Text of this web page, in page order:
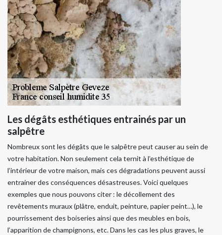
Les dégâts esthétiques entrainés par un
salpêtre
Nombreux sont les dégâts que le salpêtre peut causer au sein de
votre habitation. Non seulement cela ternit à l’esthétique de
l’intérieur de votre maison, mais ces dégradations peuvent aussi
entrainer des conséquences désastreuses. Voici quelques
exemples que nous pouvons citer : le décollement des
revêtements muraux (plâtre, enduit, peinture, papier peint…), le
pourrissement des boiseries ainsi que des meubles en bois,
l’apparition de champignons, etc. Dans les cas les plus graves, le